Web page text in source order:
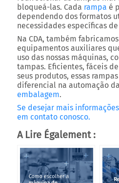
bloqueá-las. Cada rampa é
dependendo dos formatos
necessidades específicas
Na CDA, também
equipamentos auxiliares
uso das nossas máquinas,
tampas. Eficientes, fáceis
seus produtos, essas
diferencial na automação
embalagem.
Se desejar mais
em contato conosco.
A Lire Également :